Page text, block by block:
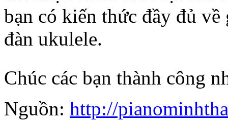
bạn có kiến thức đầy đủ về
đàn ukulele.
Chúc các bạn thành công
Nguồn: http://